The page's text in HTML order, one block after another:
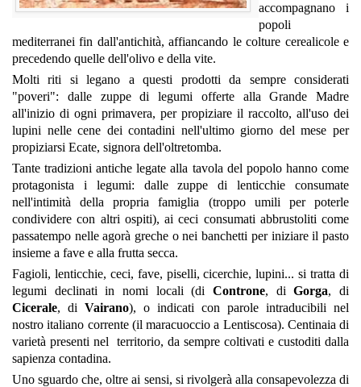
accompagnano i
popoli
mediterranei fin dall'antichità, affiancando le colture cerealicole e
precedendo quelle dell'olivo e della vite.
Molti riti si legano a questi prodotti da sempre considerati
"poveri": dalle zuppe di legumi offerte alla Grande Madre
all'inizio di ogni primavera, per propiziare il raccolto, all'uso dei
lupini nelle cene dei contadini nell'ultimo giorno del mese per
propiziarsi Ecate, signora dell'oltretomba.
Tante tradizioni antiche legate alla tavola del popolo hanno come
protagonista i legumi: dalle zuppe di lenticchie consumate
nell'intimità della propria famiglia (troppo umili per poterle
condividere con altri ospiti), ai ceci consumati abbrustoliti come
passatempo nelle agorà greche o nei banchetti per iniziare il pasto
insieme a fave e alla frutta secca.
Fagioli, lenticchie, ceci, fave, piselli, cicerchie, lupini... si tratta di
legumi declinati in nomi locali (di Controne, diGorga, di
Cicerale, di Vairano), o indicati con parole intraducibili nel
nostro italiano corrente (il maracuoccio a Lentiscosa). Centinaia di
varietà presenti nel territorio, da sempre coltivati e custoditi dalla
sapienza contadina.
Uno sguardo che, oltre ai sensi, si rivolgerà alla consapevolezza di